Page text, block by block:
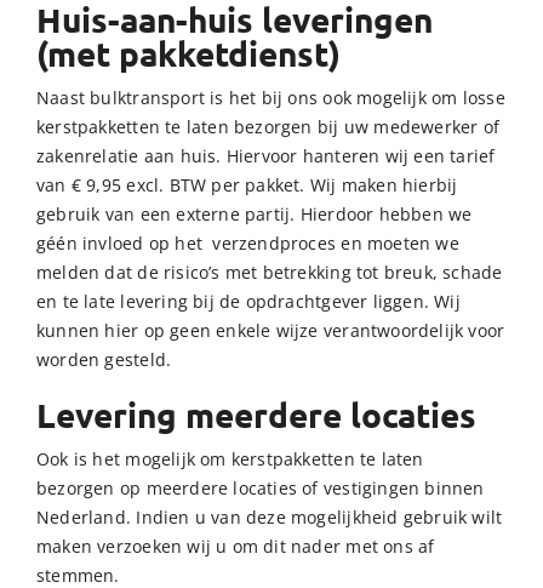
Huis-aan-huis leveringen
(met pakketdienst)
Naast bulktransport is het bij ons ook mogelijk om losse
kerstpakketten te laten bezorgen bij uw medewerker of
zakenrelatie aan huis. Hiervoor hanteren wij een tarief
van € 9,95 excl. BTW per pakket. Wij maken hierbij
gebruik van een externe partij. Hierdoor hebben we
géén invloed op het verzendproces en moeten we
melden dat de risico’s met betrekking tot breuk, schade
en te late levering bij de opdrachtgever liggen. Wij
kunnen hier op geen enkele wijze verantwoordelijk voor
worden gesteld.
Levering meerdere locaties
Ook is het mogelijk om kerstpakketten te laten
bezorgen op meerdere locaties of vestigingen binnen
Nederland. Indien u van deze mogelijkheid gebruik wilt
maken verzoeken wij u om dit nader met ons af
stemmen.